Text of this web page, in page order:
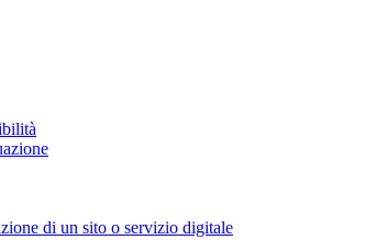
di un sito o servizio digitale